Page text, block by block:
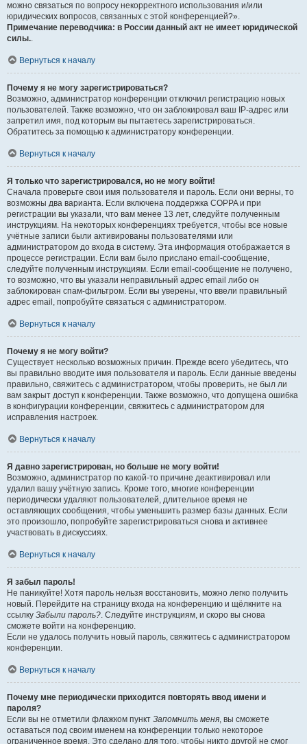
можно связаться по вопросу некорректного использования и/или
юридических вопросов, связанных с этой конференцией?».
Примечание переводчика: в России данный акт не имеет юридической
силы..
Вернуться к началу
Почему я не могу зарегистрироваться?
Возможно, администратор конференции отключил регистрацию новых
пользователей. Также возможно, что он заблокировал ваш IP-адрес или
запретил имя, под которым вы пытаетесь зарегистрироваться.
Обратитесь за помощью к администратору конференции.
Вернуться к началу
Я только что зарегистрировался, но не могу войти!
Сначала проверьте свои имя пользователя и пароль. Если они верны, то
возможны два варианта. Если включена поддержка COPPA и при
регистрации вы указали, что вам менее 13 лет, следуйте полученным
инструкциям. На некоторых конференциях требуется, чтобы все новые
учётные записи были активированы пользователями или
администратором до входа в систему. Эта информация отображается в
процессе регистрации. Если вам было прислано email-сообщение,
следуйте полученным инструкциям. Если email-сообщение не получено,
то возможно, что вы указали неправильный адрес email либо он
заблокирован спам-фильтром. Если вы уверены, что ввели правильный
адрес email, попробуйте связаться с администратором.
Вернуться к началу
Почему я не могу войти?
Существует несколько возможных причин. Прежде всего убедитесь, что
вы правильно вводите имя пользователя и пароль. Если данные введены
правильно, свяжитесь с администратором, чтобы проверить, не был ли
вам закрыт доступ к конференции. Также возможно, что допущена ошибка
в конфигурации конференции, свяжитесь с администратором для
исправления настроек.
Вернуться к началу
Я давно зарегистрирован, но больше не могу войти!
Возможно, администратор по какой-то причине деактивировал или
удалил вашу учётную запись. Кроме того, многие конференции
периодически удаляют пользователей, длительное время не
оставляющих сообщения, чтобы уменьшить размер базы данных. Если
это произошло, попробуйте зарегистрироваться снова и активнее
участвовать в дискуссиях.
Вернуться к началу
Я забыл пароль!
Не паникуйте! Хотя пароль нельзя восстановить, можно легко получить
новый. Перейдите на страницу входа на конференцию и щёлкните на
ссылку Забыли пароль?. Следуйте инструкциям, и скоро вы снова
сможете войти на конференцию.
Если не удалось получить новый пароль, свяжитесь с администратором
конференции.
Вернуться к началу
Почему мне периодически приходится повторять ввод имени и
пароля?
Если вы не отметили флажком пункт Запомнить меня, вы сможете
оставаться под своим именем на конференции только некоторое
ограниченное время. Это сделано для того, чтобы никто другой не смог